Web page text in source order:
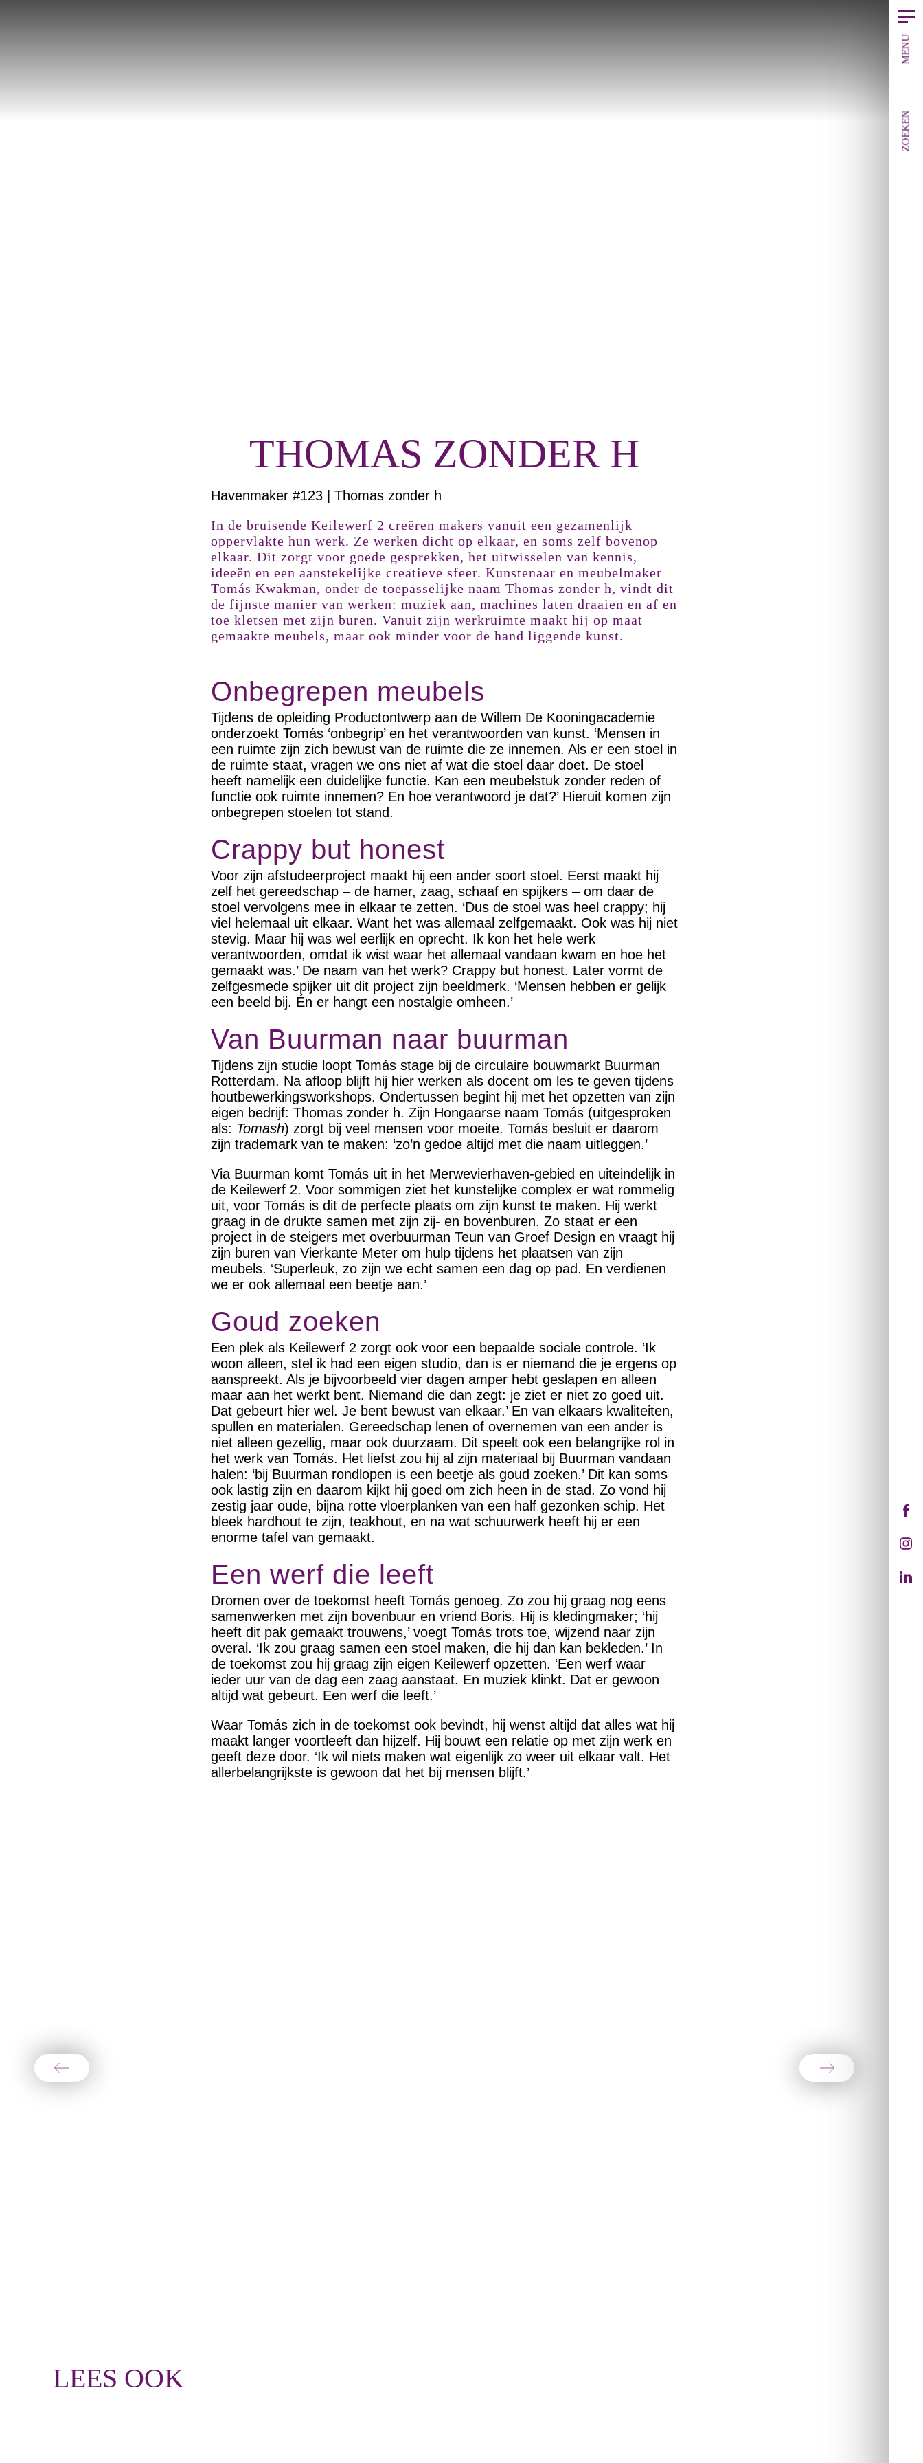
MENU
ZOEKEN
THOMAS ZONDER H
Havenmaker #123 | Thomas zonder h
In de bruisende Keilewerf 2 creëren makers vanuit een gezamenlijk
oppervlakte hun werk. Ze werken dicht op elkaar, en soms zelf bovenop
elkaar. Dit zorgt voor goede gesprekken, het uitwisselen van kennis,
ideeën en een aanstekelijke creatieve sfeer. Kunstenaar en meubelmaker
Tomás Kwakman, onder de toepasselijke naam Thomas zonder h, vindt dit
de fijnste manier van werken: muziek aan, machines laten draaien en af en
toe kletsen met zijn buren. Vanuit zijn werkruimte maakt hij op maat
gemaakte meubels, maar ook minder voor de hand liggende kunst.
Onbegrepen meubels
Tijdens de opleiding Productontwerp aan de Willem De Kooningacademie
onderzoekt Tomás ‘onbegrip’ en het verantwoorden van kunst. ‘Mensen in
een ruimte zijn zich bewust van de ruimte die ze innemen. Als er een stoel in
de ruimte staat, vragen we ons niet af wat die stoel daar doet. De stoel
heeft namelijk een duidelijke functie. Kan een meubelstuk zonder reden of
functie ook ruimte innemen? En hoe verantwoord je dat?’ Hieruit komen zijn
onbegrepen stoelen tot stand.
Crappy but honest
Voor zijn afstudeerproject maakt hij een ander soort stoel. Eerst maakt hij
zelf het gereedschap – de hamer, zaag, schaaf en spijkers – om daar de
stoel vervolgens mee in elkaar te zetten. ‘Dus de stoel was heel crappy; hij
viel helemaal uit elkaar. Want het was allemaal zelfgemaakt. Ook was hij niet
stevig. Maar hij was wel eerlijk en oprecht. Ik kon het hele werk
verantwoorden, omdat ik wist waar het allemaal vandaan kwam en hoe het
gemaakt was.’ De naam van het werk? Crappy but honest. Later vormt de
zelfgesmede spijker uit dit project zijn beeldmerk. ‘Mensen hebben er gelijk
een beeld bij. Én er hangt een nostalgie omheen.’
Van Buurman naar buurman
Tijdens zijn studie loopt Tomás stage bij de circulaire bouwmarkt Buurman
Rotterdam. Na afloop blijft hij hier werken als docent om les te geven tijdens
houtbewerkingsworkshops. Ondertussen begint hij met het opzetten van zijn
eigen bedrijf: Thomas zonder h. Zijn Hongaarse naam Tomás (uitgesproken
als: Tomash) zorgt bij veel mensen voor moeite. Tomás besluit er daarom
zijn trademark van te maken: ‘zo’n gedoe altijd met die naam uitleggen.’
Via Buurman komt Tomás uit in het Merwevierhaven-gebied en uiteindelijk in
de Keilewerf 2. Voor sommigen ziet het kunstelijke complex er wat rommelig
uit, voor Tomás is dit de perfecte plaats om zijn kunst te maken. Hij werkt
graag in de drukte samen met zijn zij- en bovenburen. Zo staat er een
project in de steigers met overbuurman Teun van Groef Design en vraagt hij
zijn buren van Vierkante Meter om hulp tijdens het plaatsen van zijn
meubels. ‘Superleuk, zo zijn we echt samen een dag op pad. En verdienen
we er ook allemaal een beetje aan.’
Goud zoeken
Een plek als Keilewerf 2 zorgt ook voor een bepaalde sociale controle. ‘Ik
woon alleen, stel ik had een eigen studio, dan is er niemand die je ergens op
aanspreekt. Als je bijvoorbeeld vier dagen amper hebt geslapen en alleen
maar aan het werkt bent. Niemand die dan zegt: je ziet er niet zo goed uit.
Dat gebeurt hier wel. Je bent bewust van elkaar.’ En van elkaars kwaliteiten,
spullen en materialen. Gereedschap lenen of overnemen van een ander is
niet alleen gezellig, maar ook duurzaam. Dit speelt ook een belangrijke rol in
het werk van Tomás. Het liefst zou hij al zijn materiaal bij Buurman vandaan
halen: ‘bij Buurman rondlopen is een beetje als goud zoeken.’ Dit kan soms
ook lastig zijn en daarom kijkt hij goed om zich heen in de stad. Zo vond hij
zestig jaar oude, bijna rotte vloerplanken van een half gezonken schip. Het
bleek hardhout te zijn, teakhout, en na wat schuurwerk heeft hij er een
enorme tafel van gemaakt.
Een werf die leeft
Dromen over de toekomst heeft Tomás genoeg. Zo zou hij graag nog eens
samenwerken met zijn bovenbuur en vriend Boris. Hij is kledingmaker; ‘hij
heeft dit pak gemaakt trouwens,’ voegt Tomás trots toe, wijzend naar zijn
overal. ‘Ik zou graag samen een stoel maken, die hij dan kan bekleden.’ In
de toekomst zou hij graag zijn eigen Keilewerf opzetten. ‘Een werf waar
ieder uur van de dag een zaag aanstaat. En muziek klinkt. Dat er gewoon
altijd wat gebeurt. Een werf die leeft.’
Waar Tomás zich in de toekomst ook bevindt, hij wenst altijd dat alles wat hij
maakt langer voortleeft dan hijzelf. Hij bouwt een relatie op met zijn werk en
geeft deze door. ‘Ik wil niets maken wat eigenlijk zo weer uit elkaar valt. Het
allerbelangrijkste is gewoon dat het bij mensen blijft.’
LEES OOK